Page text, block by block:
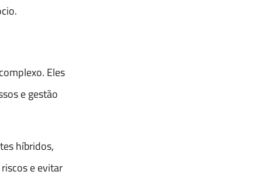
Eles
e gestão
híbridos,
e evitar